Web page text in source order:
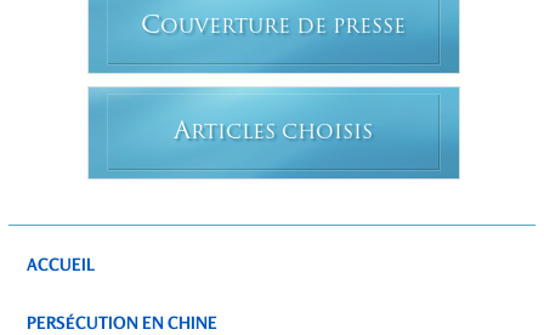
COUVERTURE DE PRESSE
ARTICLES CHOISIS
ACCUEIL
PERSÉCUTION EN CHINE